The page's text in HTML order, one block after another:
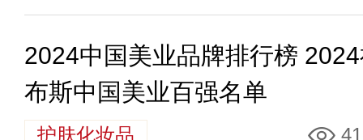
2024中国美业品牌排行榜
布斯中国美业百强名单
护肤化妆品